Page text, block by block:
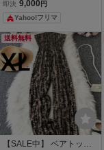
オールインワン
即決 9,000 円
Yahoo!フリマ
送料無料
【SALE中】 ベアトップ